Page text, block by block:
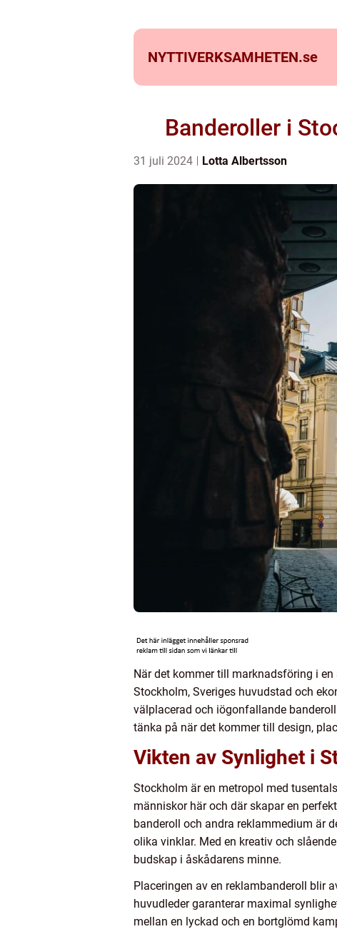
NYTTIVERKSAMHETEN.se
Banderoller i
31 juli 2024 Lotta Albertsson
När det kommer till marknadsföring i
Stockholm, Sveriges huvudstad och
välplacerad och iögonfallande
tänka på när det kommer till design,
Vikten av Synlighet i
Stockholm är en metropol med
människor här och där skapar en
banderoll och andra reklammedium är
olika vinklar. Med en kreativ och
budskap i åskådarens minne.
Placeringen av en reklambanderoll blir
huvudleder garanterar maximal
mellan en lyckad och en bortglömd